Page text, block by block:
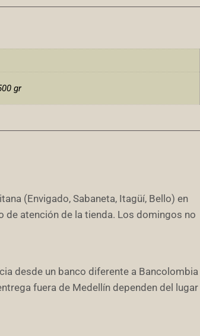
gr
(Envigado, Sabaneta, Itagüí, Bello) en
de atención de la tienda. Los domingos no
desde un banco diferente a Bancolombia
fuera de Medellín dependen del lugar